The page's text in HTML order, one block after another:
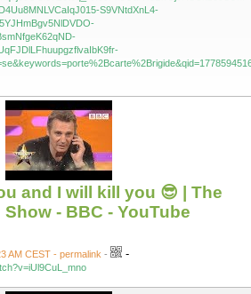
S9VNtdXnL4-
and I will kill you 😎 | The
- BBC - YouTube
AM CEST - permalink - -